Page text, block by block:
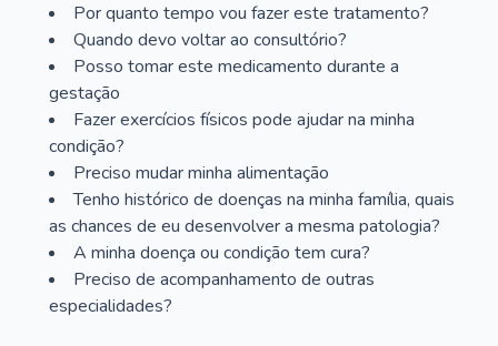
Por quanto tempo vou fazer este tratamento?
Quando devo voltar ao consultório?
Posso tomar este medicamento durante a
gestação
Fazer exercícios físicos pode ajudar na minha
condição?
Preciso mudar minha alimentação
Tenho histórico de doenças na minha família, quais
as chances de eu desenvolver a mesma patologia?
A minha doença ou condição tem cura?
Preciso de acompanhamento de outras
especialidades?